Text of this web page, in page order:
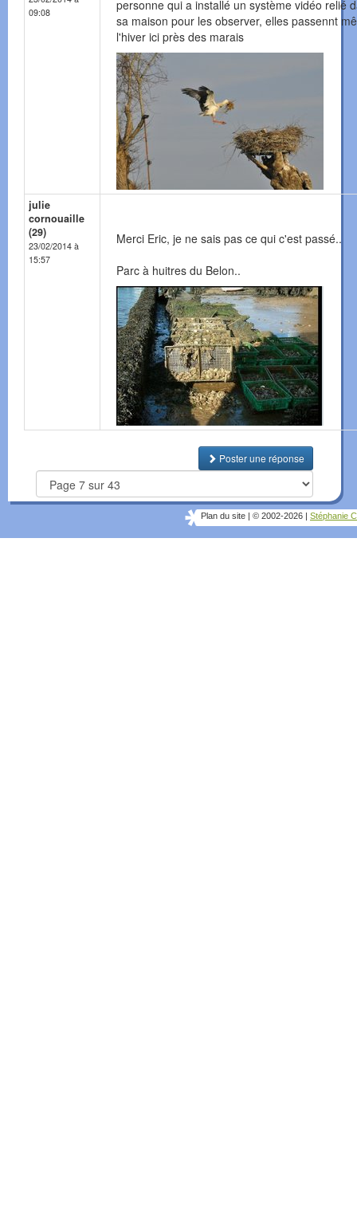
09:08
personne qui a installé un système vidéo relié
sa maison pour les observer, elles passennt
l'hiver ici près des marais
julie
cornouaille
(29)
23/02/2014 à
15:57
Merci Eric, je ne sais pas ce qui c'est passé..
Parc à huitres du Belon..
Poster une réponse
Plan du site © 2002-2026 Stéphanie C